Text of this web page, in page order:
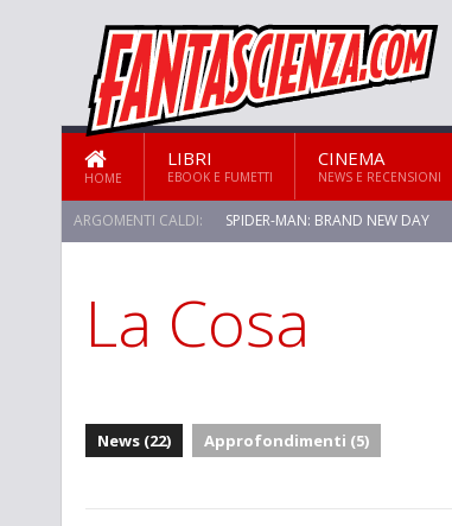
HOME
LIBRI
EBOOK E FUMETTI
CINEMA
NEWS E RECENSIONI
ARGOMENTI CALDI: SPIDER-MAN: BRAND NEW DAY
STAR TREK: STRANGE NEW WORLDS
La Cosa
News (22) Approfondimenti (5)